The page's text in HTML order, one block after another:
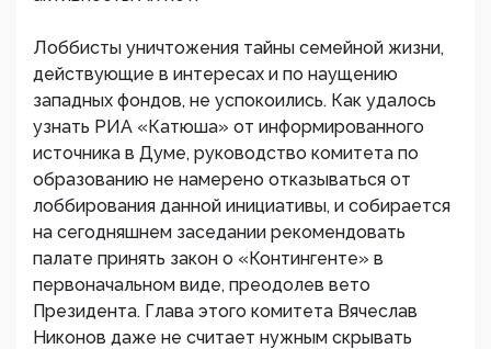
Лоббисты уничтожения тайны семейной жизни,
действующие в интересах и по наущению
западных фондов, не успокоились. Как удалось
узнать РИА «Катюша» от информированного
источника в Думе, руководство комитета по
образованию не намерено отказываться от
лоббирования данной инициативы, и собирается
на сегодняшнем заседании рекомендовать
палате принять закон о «Контингенте» в
первоначальном виде, преодолев вето
Президента. Глава этого комитета Вячеслав
Никонов даже не считает нужным скрывать